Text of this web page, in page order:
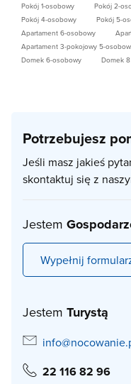
Pokój 1-osobowy Pokój 2-
Pokój 4-osobowy
Pokój 5-
Apartament 6-osobowy
Apartament 3-pokojowy 5-
Domek 6-osobowy
Domek
Potrzebujesz
Jeśli masz jakieś
skontaktuj się z
Jestem
Wypełnij
Jestem Turystą
22 116 82 96